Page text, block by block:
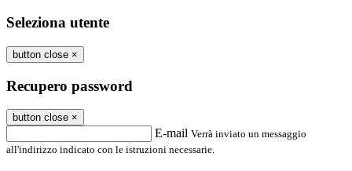
Seleziona utente
button close ×
Recupero password
button close ×
E-mail Verrà inviato un messaggio
all'indirizzo indicato con le istruzioni necessarie.